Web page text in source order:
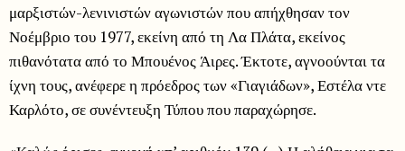
μαρξιστών-λενινιστών αγωνιστών που απήχθησαν τον
Νοέμβριο του 1977, εκείνη από τη Λα Πλάτα, εκείνος
πιθανότατα από το Μπουένος Άιρες. Έκτοτε, αγνοούνται τα
ίχνη τους, ανέφερε η πρόεδρος των «Γιαγιάδων», Εστέλα ντε
Καρλότο, σε συνέντευξη Τύπου που παραχώρησε.